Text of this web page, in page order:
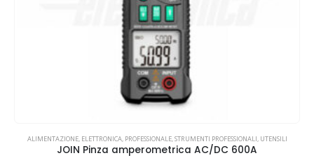
ALIMENTAZIONE, ELETTRONICA, PROFESSIONALE,STRUMENTI PROFESSIONALI, UTENSILI
JOIN Pinza amperometrica AC/DC 600A